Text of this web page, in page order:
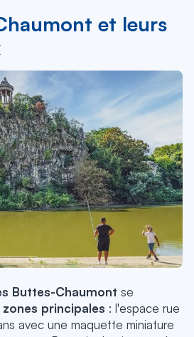
et leurs
Buttes-Chaumont se
zones principales : l'espace rue
avec une maquette miniature